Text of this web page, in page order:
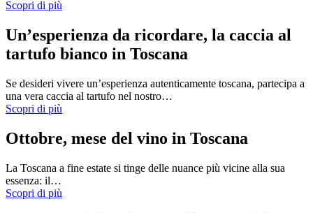
Scopri di più
Un’esperienza da ricordare, la caccia al
tartufo bianco in Toscana
Se desideri vivere un’esperienza autenticamente toscana, partecipa a
una vera caccia al tartufo nel nostro…
Scopri di più
Ottobre, mese del vino in Toscana
La Toscana a fine estate si tinge delle nuance più vicine alla sua
essenza: il…
Scopri di più